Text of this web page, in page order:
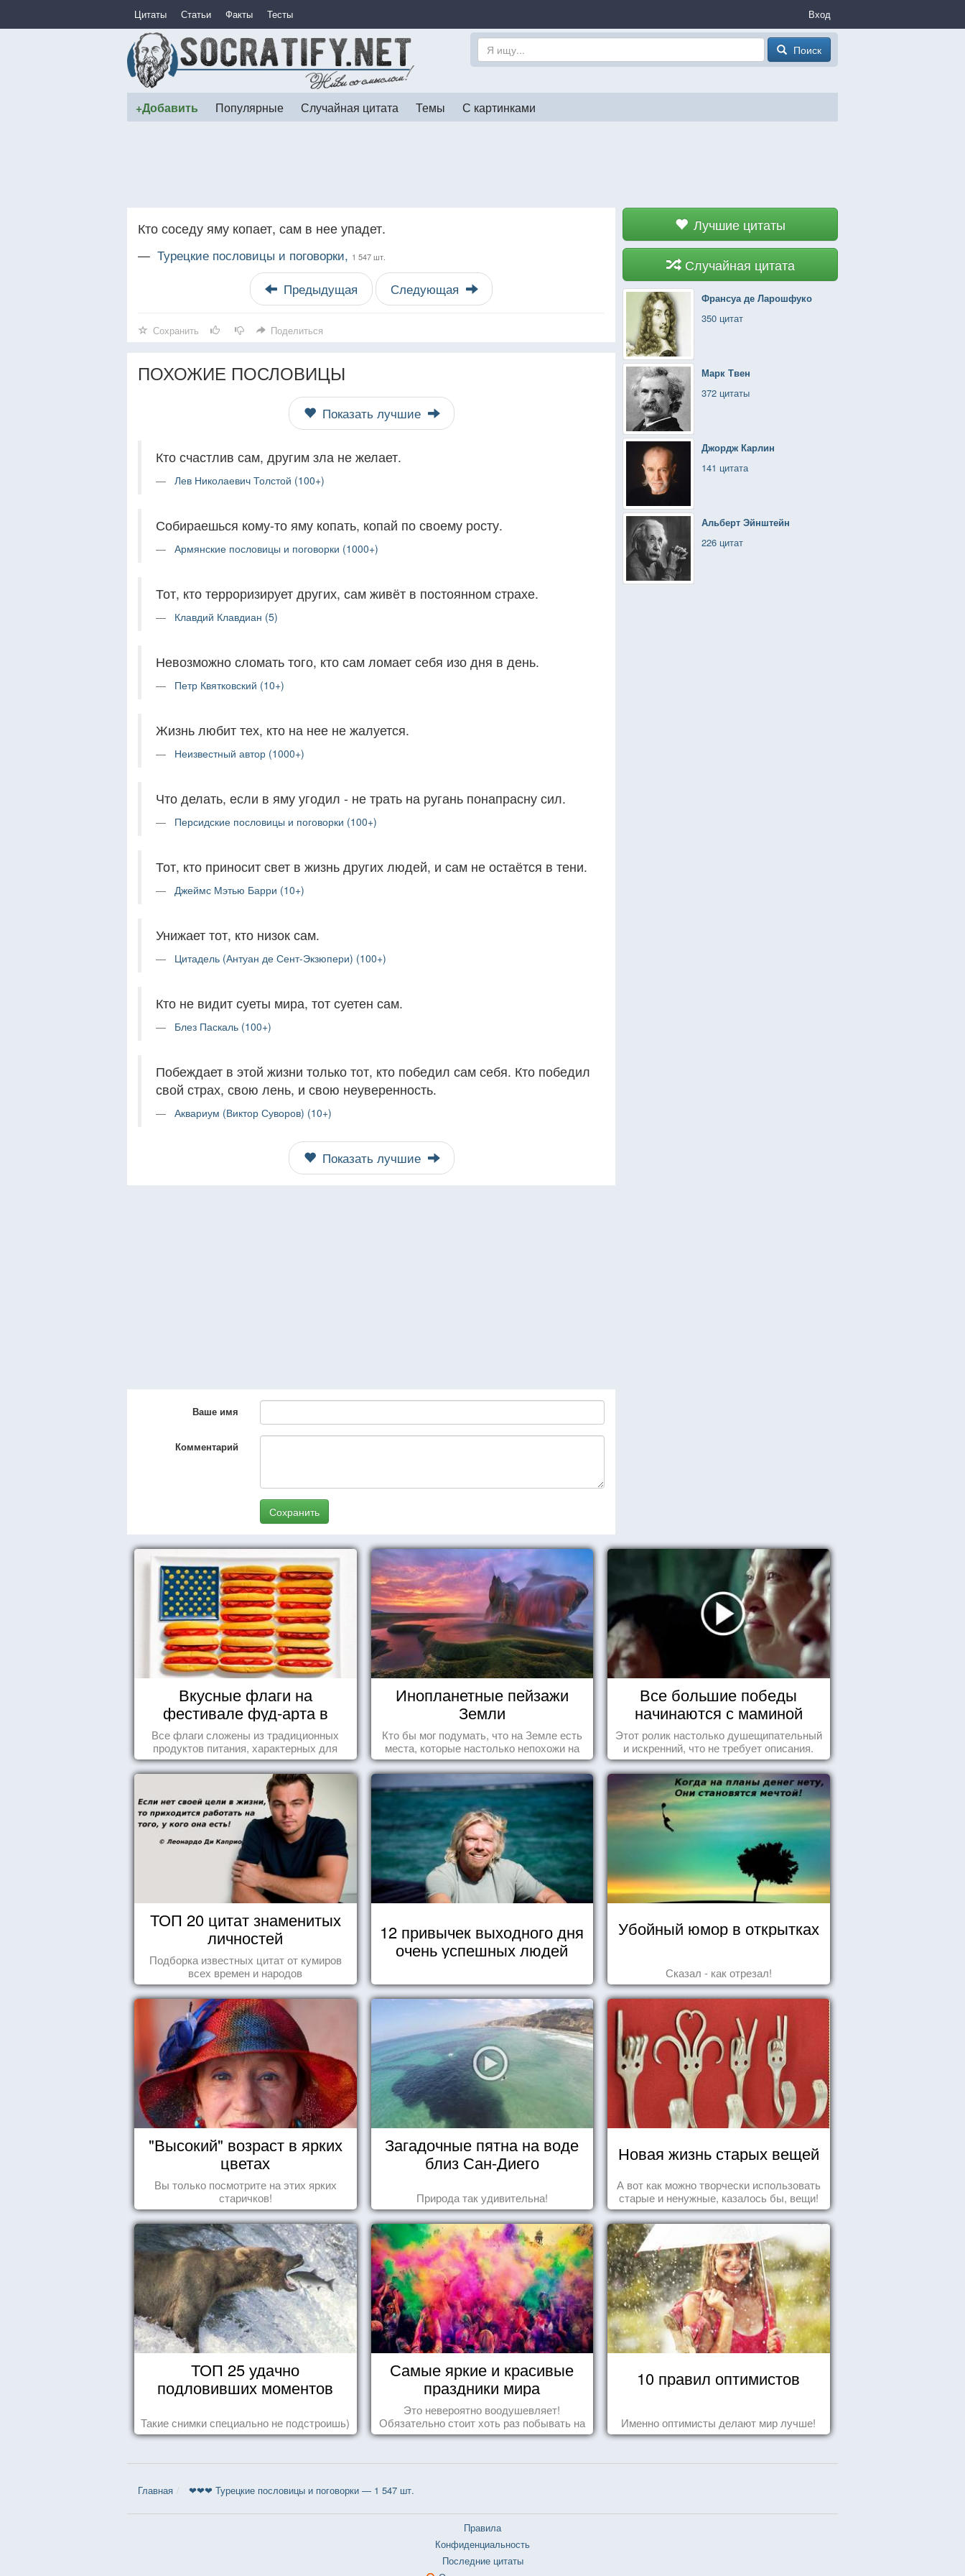
Цитаты Статьи Факты Тесты Вход
Поиск
+Добавить Популярные Случайная цитата Темы С картинками
Лучшие цитаты
Случайная цитата
Франсуа де Ларошфуко
350 цитат
Марк Твен
372 цитаты
Джордж Карлин
141 цитата
Альберт Эйнштейн
226 цитат
Кто соседу яму копает, сам в нее упадет.
— Турецкие пословицы и поговорки, 1 547 шт.
Предыдущая Следующая
Сохранить Поделиться
ПОХОЖИЕ ПОСЛОВИЦЫ
Показать лучшие
Кто счастлив сам, другим зла не желает.
Лев Николаевич Толстой (100+)
Собираешься кому-то яму копать, копай по своему росту.
Армянские пословицы и поговорки (1000+)
Тот, кто терроризирует других, сам живёт в постоянном страхе.
Клавдий Клавдиан (5)
Невозможно сломать того, кто сам ломает себя изо дня в день.
Петр Квятковский (10+)
Жизнь любит тех, кто на нее не жалуется.
Неизвестный автор (1000+)
Что делать, если в яму угодил - не трать на ругань понапрасну сил.
Персидские пословицы и поговорки (100+)
Тот, кто приносит свет в жизнь других людей, и сам не остаётся в тени.
Джеймс Мэтью Барри (10+)
Унижает тот, кто низок сам.
Цитадель (Антуан де Сент-Экзюпери) (100+)
Кто не видит суеты мира, тот суетен сам.
Блез Паскаль (100+)
Побеждает в этой жизни только тот, кто победил сам себя. Кто победил
свой страх, свою лень, и свою неуверенность.
Аквариум (Виктор Суворов) (10+)
Показать лучшие
Ваше имя
Комментарий
Сохранить
Вкусные флаги на
фестивале фуд-арта в
Сиднее
Все флаги сложены из традиционных
продуктов питания, характерных для
этих стран.
Инопланетные пейзажи
Земли
Кто бы мог подумать, что на Земле есть
места, которые настолько непохожи на
привычные для человечества пейзажи,
что кажутся и вовсе инопланетными!
Все большие победы
начинаются с маминой
колыбели
Этот ролик настолько душещипательный
и искренний, что не требует описания.
ТОП 20 цитат знаменитых
личностей
Подборка известных цитат от кумиров
всех времен и народов
12 привычек выходного дня
очень успешных людей
Убойный юмор в открытках
Сказал - как отрезал!
"Высокий" возраст в ярких
цветах
Вы только посмотрите на этих ярких
старичков!
Загадочные пятна на воде
близ Сан-Диего
Природа так удивительна!
Новая жизнь старых вещей
А вот как можно творчески использовать
старые и ненужные, казалось бы, вещи!
ТОП 25 удачно
подловивших моментов
Такие снимки специально не подстроишь)
Самые яркие и красивые
праздники мира
Это невероятно воодушевляет!
Обязательно стоит хоть раз побывать на
подобных мероприятиях и получить
10 правил оптимистов
Именно оптимисты делают мир лучше!
Главная ❤❤❤ Турецкие пословицы и поговорки — 1 547 шт.
Правила
Конфиденциальность
Последние цитаты